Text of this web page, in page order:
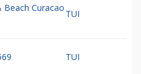
Beach Curacao
TUI
TUI